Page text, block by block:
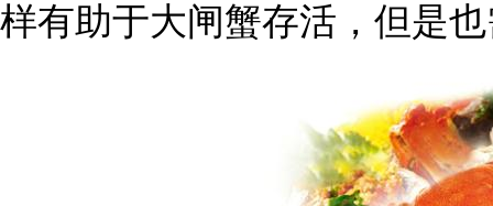
样有助于大闸蟹存活，但是